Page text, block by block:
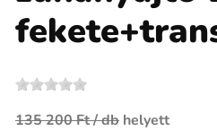
135 200 Ft/ db helyett